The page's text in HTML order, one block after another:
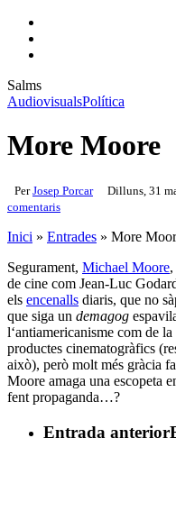
Salms
AudiovisualsPolítica
More Moore
Per Josep Porcar Dilluns, 31
comentaris
Inici » Entrades » More
Segurament, Michael Moore
de cine com Jean-Luc
els encenalls diaris, que no
que siga un demagog
l‘antiamericanisme com de
productes cinematogràfics
això), però molt més gràcia
Moore amaga una escopeta
fent propaganda…?
Entrada anterior